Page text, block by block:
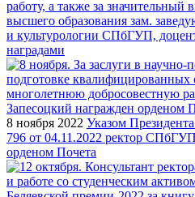
работу, а также за значительный
высшего образования зам.
и культурологии СПбГУП,
наградами
8 ноября 2022 Указом
796 от 04.11.2022 ректор
орденом Почета